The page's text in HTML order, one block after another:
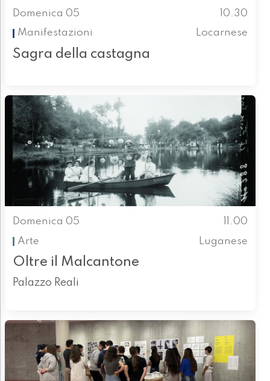
Domenica 05
10.30
Manifestazioni
Locarnese
Sagra della castagna
Domenica 05
11.00
Arte
Luganese
Oltre il Malcantone
Palazzo Reali